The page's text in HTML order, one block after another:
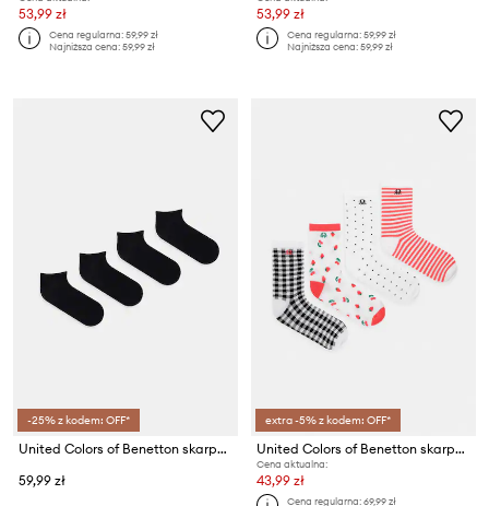
53,99 zł
Cena regularna:59,99 zł
Najniższa cena:59,99 zł
53,99 zł
Cena regularna:59,99 zł
Najniższa cena:59,99 zł
-25% z kodem: OFF*
United Colors of Benetton skarpety dziecięce 4-pack
59,99 zł
extra -5% z kodem: OFF*
United Colors of Benetton skarpety dziecięce 4-pack
Cena aktualna:
43,99 zł
Cena regularna:69,99 zł